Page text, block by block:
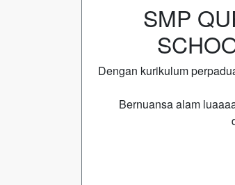
SMP
Dengan kurikulum
Bernuansa alam